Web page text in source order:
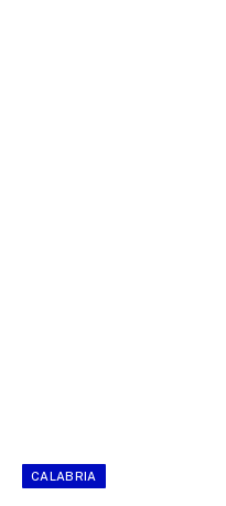
CALABRIA